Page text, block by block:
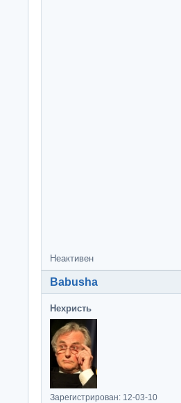
Неактивен
Babusha
Нехристь
Зарегистрирован: 12-03-10